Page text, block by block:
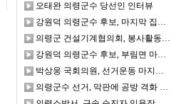
오태완 의령군수 당선인 인터뷰
강원덕 의령군수 후보, 마지막 집…
의령군 건설기계협의회, 봉사활동…
강원덕 의령군수 후보, 부림면 마…
박상웅 국회의원, 선거운동 마지…
의령군수 선거, 막판에 공방 격화 …